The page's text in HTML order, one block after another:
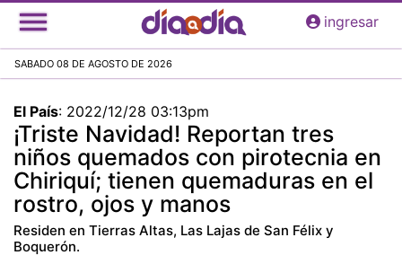
Pasar
al
principal
ingresar
SABADO 08 DE AGOSTO DE 2026
El País: 2022/12/28 03:13pm
¡Triste Navidad! Reportan tres
niños quemados con pirotecnia en
Chiriquí; tienen quemaduras en el
rostro, ojos y manos
Residen en Tierras Altas, Las Lajas de San Félix y
Boquerón.